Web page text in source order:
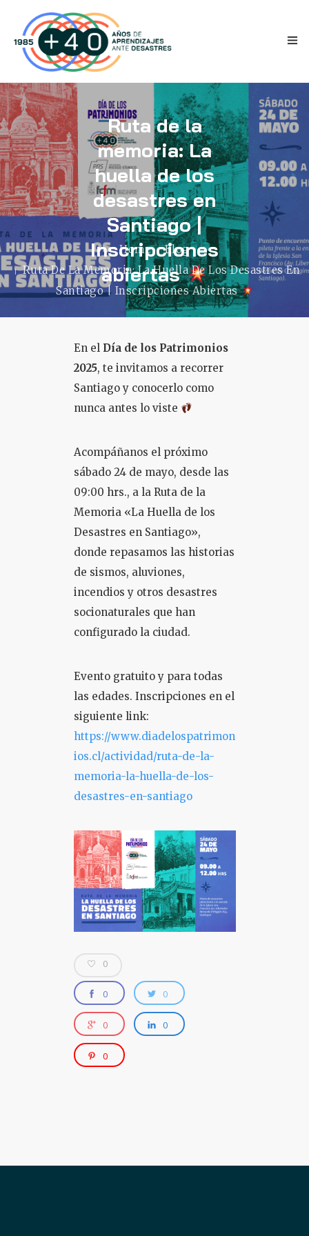
INICIO
ANTECEDENTES
TESTIMONIOS
NOVEDADES
COLOQUIO + CURSOS
Ruta de la
memoria: La
huella de los
desastres en
Santiago |
Inscripciones
abiertas
Home
Blog
Ruta De La Memoria: La Huella De Los Desastres En
Santiago | Inscripciones Abiertas
En el Día de los Patrimonios
2025, te invitamos a recorrer
Santiago y conocerlo como
nunca antes lo viste
Acompáñanos el próximo
sábado 24 de mayo, desde las
09:00 hrs., a la Ruta de la
Memoria «La Huella de los
Desastres en Santiago»,
donde repasamos las historias
de sismos, aluviones,
incendios y otros desastres
socionaturales que han
configurado la ciudad.
Evento gratuito y para todas
las edades. Inscripciones en el
siguiente link:
https://www.diadelospatrimon
ios.cl/actividad/ruta-de-la-
memoria-la-huella-de-los-
desastres-en-santiago
0
0 0
0 0
0